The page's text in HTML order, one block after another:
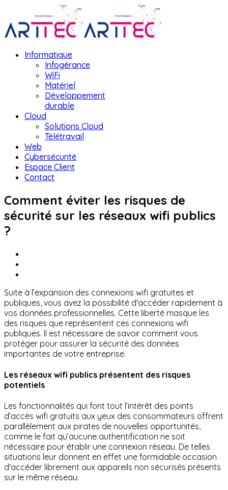
Informatique
Infogérance
WiFi
Matériel
Développement
durable
Cloud
Solutions Cloud
Télétravail
Web
Cybersécurité
Espace Client
Contact
Comment éviter les risques de
sécurité sur les réseaux wifi publics
?
Suite à l’expansion des connexions wifi gratuites et
publiques, vous avez la possibilité d'accéder rapidement à
vos données professionnelles. Cette liberté masque les
des risques que représentent ces connexions wifi
publiques. Il est nécessaire de savoir comment vous
protéger pour assurer la sécurité des données
importantes de votre entreprise.
Les réseaux wifi publics présentent des risques
potentiels
Les fonctionnalités qui font tout l’intérêt des points
d’accès wifi gratuits aux yeux des consommateurs offrent
parallèlement aux pirates de nouvelles opportunités,
comme le fait qu’aucune authentification ne soit
nécessaire pour établir une connexion réseau. De telles
situations leur donnent en effet une formidable occasion
d'accéder librement aux appareils non sécurisés présents
sur le même réseau.